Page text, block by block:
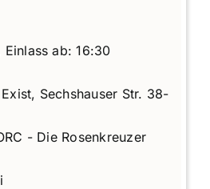
Einlass ab: 16:30
Sechshauser Str. 38-
- Die Rosenkreuzer